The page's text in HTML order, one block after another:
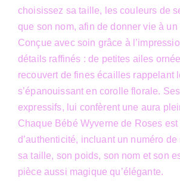
choisissez sa taille, les couleurs de
que son nom, afin de donner vie à
Conçue avec soin grâce à
détails raffinés : de petites ailes
recouvert de fines écailles rappelant
s’épanouissant en corolle florale.
expressifs, lui confèrent une aura
Chaque Bébé Wyverne de Roses
d’authenticité, incluant un numéro
sa taille, son poids, son nom et son
pièce aussi magique qu’élégante.